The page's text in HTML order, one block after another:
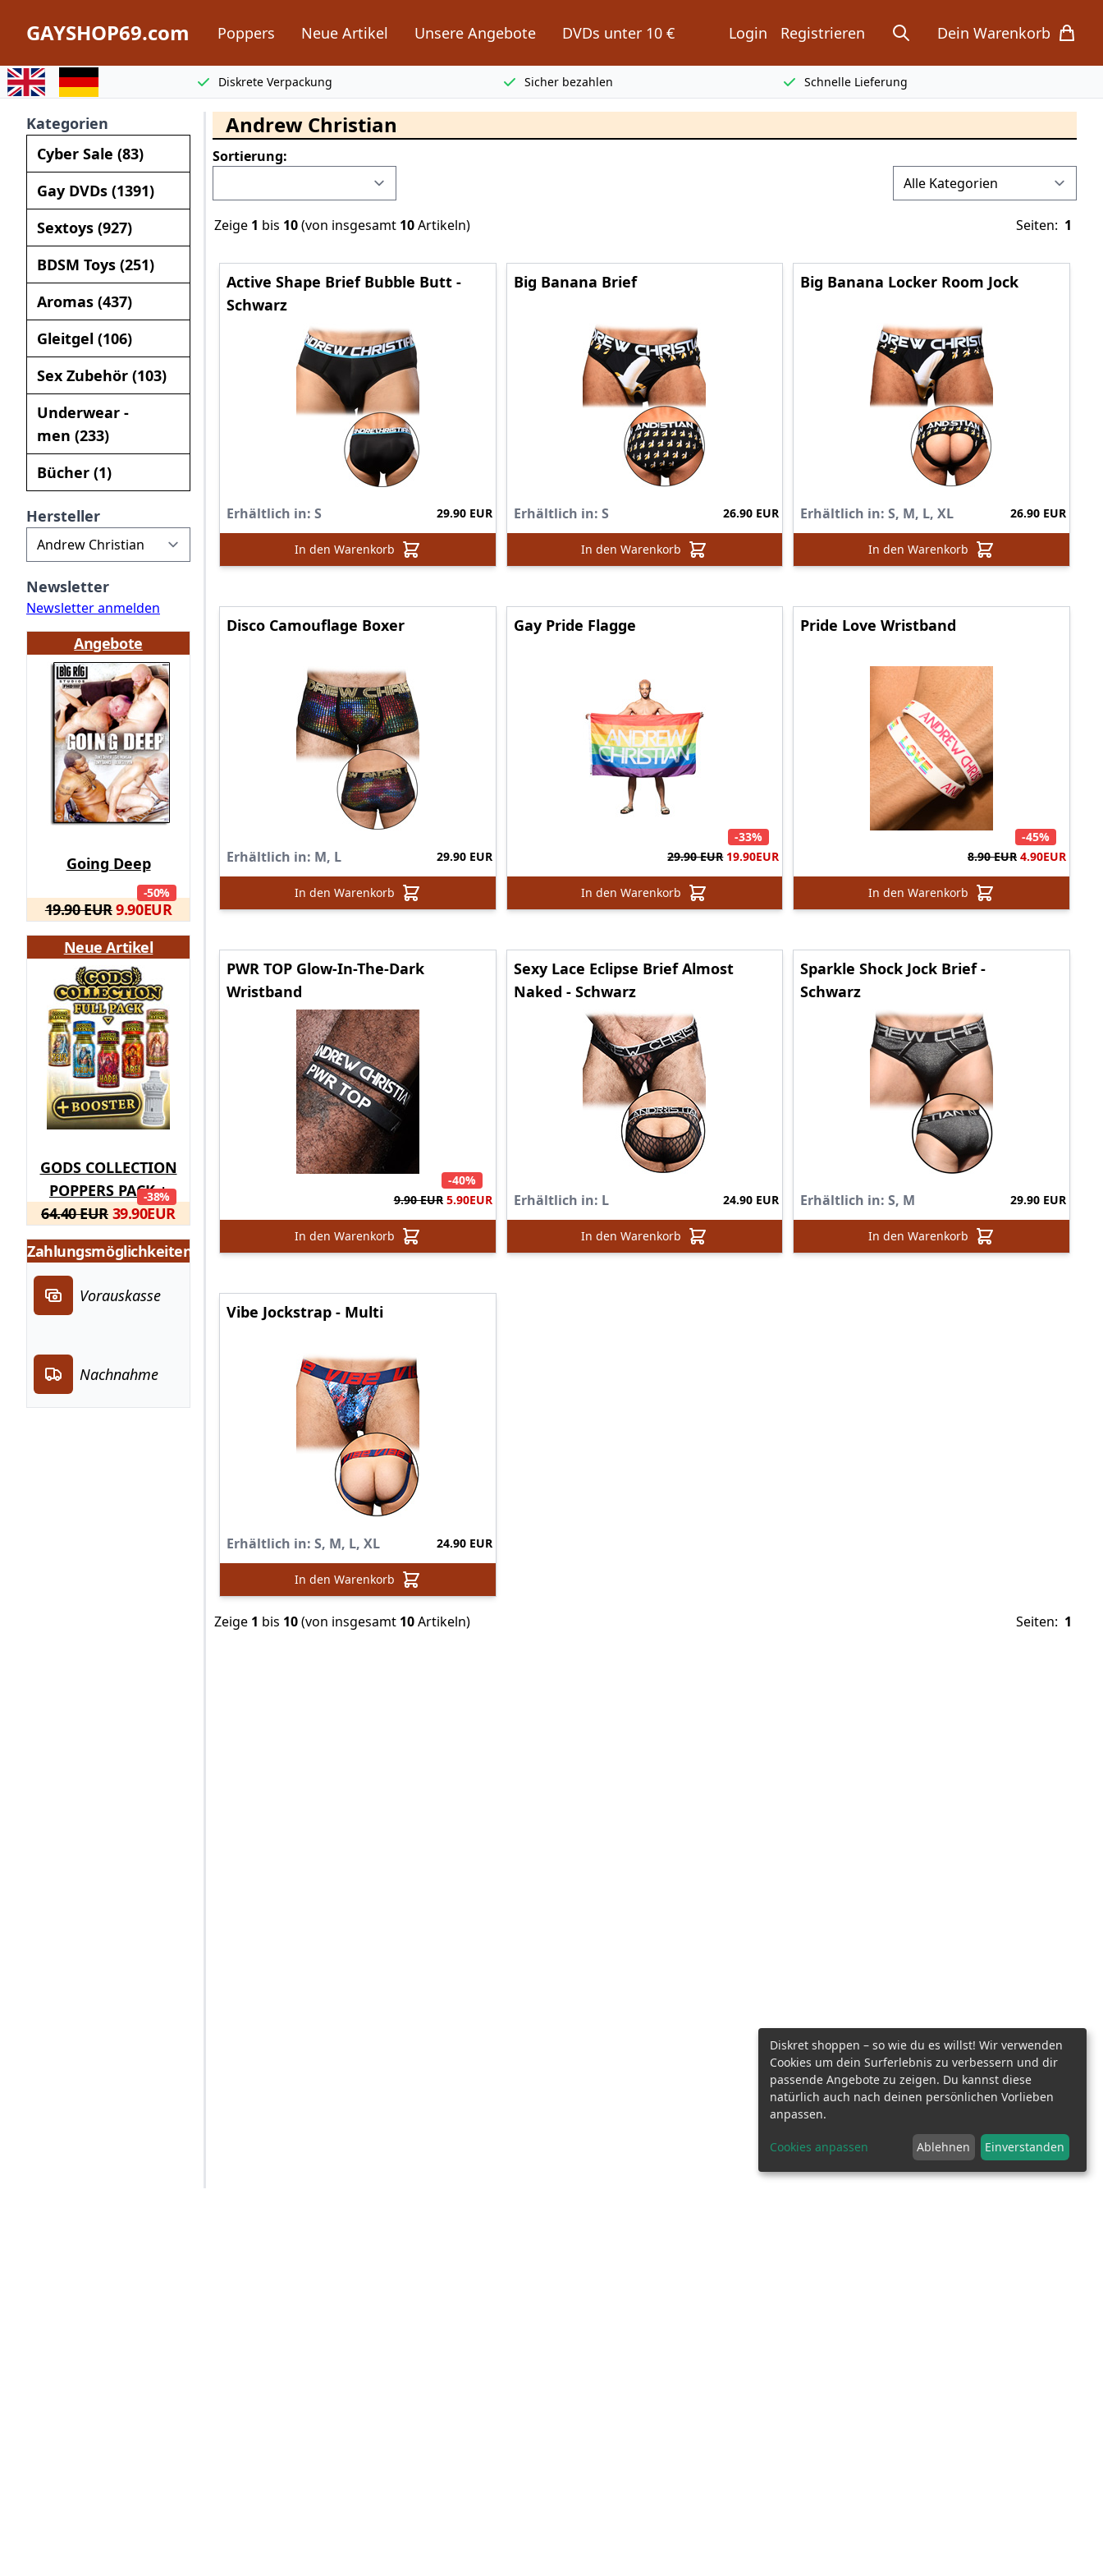
GAYSHOP69.com Poppers Neue Artikel Unsere Angebote DVDs unter 10 € Login Registrieren search Dein Warenkorb
items in cart, view bag
Switch to englishSwitch to german
Diskrete Verpackung Sicher bezahlen Schnelle Lieferung
Kategorien
Cyber Sale (83)
Gay DVDs (1391)
Sextoys (927)
BDSM Toys (251)
Aromas (437)
Gleitgel (106)
Sex Zubehör (103)
Underwear -
men (233)
Bücher (1)
Hersteller
Newsletter
Newsletter anmelden
Angebote
Going Deep
19.90 EUR9.90EUR
-50%
Neue Artikel
GODS COLLECTION
POPPERS PACK +
BOOSTER
64.40 EUR 39.90EUR
-38%
Zahlungsmöglichkeiten
Vorauskasse
Nachnahme
Andrew Christian
Sortierung:
Zeige 1 bis 10(von insgesamt 10Artikeln) Seiten: 1
Active Shape Brief Bubble Butt -
Schwarz
Erhältlich in: S 29.90 EUR
In den Warenkorb
Big Banana Brief
Erhältlich in: S 26.90 EUR
In den Warenkorb
Big Banana Locker Room Jock
Erhältlich in: S, M, L, XL 26.90 EUR
In den Warenkorb
Disco Camouflage Boxer
Erhältlich in: M, L 29.90 EUR
In den Warenkorb
Gay Pride Flagge
29.90 EUR 19.90EUR
-33%
In den Warenkorb
Pride Love Wristband
8.90 EUR 4.90EUR
-45%
In den Warenkorb
PWR TOP Glow-In-The-Dark
Wristband
9.90 EUR 5.90EUR
-40%
In den Warenkorb
Sexy Lace Eclipse Brief Almost
Naked - Schwarz
Erhältlich in: L 24.90 EUR
In den Warenkorb
Sparkle Shock Jock Brief -
Schwarz
Erhältlich in: S, M 29.90 EUR
In den Warenkorb
Vibe Jockstrap - Multi
Erhältlich in: S, M, L, XL 24.90 EUR
In den Warenkorb
Zeige 1 bis 10(von insgesamt 10Artikeln) Seiten: 1
Diskret shoppen – so wie du es willst! Wir verwenden
Cookies um dein Surferlebnis zu verbessern und dir
passende Angebote zu zeigen. Du kannst diese
natürlich auch nach deinen persönlichen Vorlieben
anpassen.
Cookies anpassen Ablehnen Einverstanden